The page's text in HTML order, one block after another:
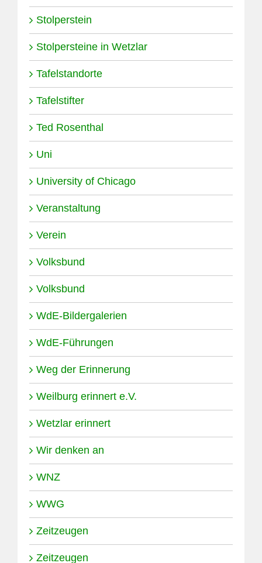
Stolperstein
Stolpersteine in Wetzlar
Tafelstandorte
Tafelstifter
Ted Rosenthal
Uni
University of Chicago
Veranstaltung
Verein
Volksbund
Volksbund
WdE-Bildergalerien
WdE-Führungen
Weg der Erinnerung
Weilburg erinnert e.V.
Wetzlar erinnert
Wir denken an
WNZ
WWG
Zeitzeugen
Zeitzeugen